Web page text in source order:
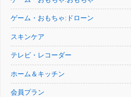
ゲーム・おもちゃ:ドローン
スキンケア
テレビ・レコーダー
ホーム＆キッチン
会員プラン